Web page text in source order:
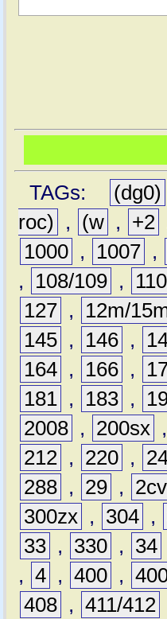
TAGs:
(dg0)
roc)
, (w , +2
1000 , 1007 ,
,
108/109 , 110
127 , 12m/
145 , 146 ,
164 , 166 ,
181 , 183 ,
2008 , 200sx ,
212 , 220 ,
288 , 29 , 2cv
300zx , 304 ,
33 , 330 , 34
, 4 , 400 ,
408 , 411/412